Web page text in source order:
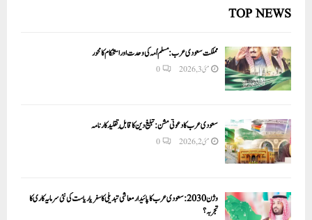
TOP NEWS
مملکت سعودی عرب: مسلم اُمہ کی وحدت اور استحکام کا محور
مئی 3, 2026 0
سعودی عرب کا دعوتی مشن: تبلیغ دین کا قابلِ تقلید کارنامہ
مئی 2, 2026 0
وژن 2030:سعودی عرب کا پائیدار معاشی تبدیلی کا سفر یا ریاست کی نئی سرمایہ کاری کا
تجربہ؟